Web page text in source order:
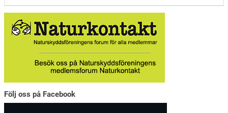
Följ oss på Facebook